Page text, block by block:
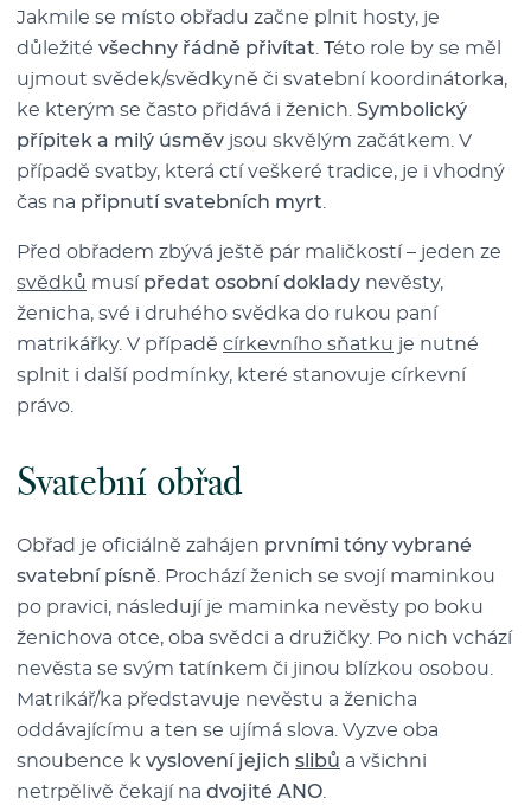
Jakmile se místo obřadu začne plnit hosty, je
důležité všechny řádně přivítat . Této role by se měl
ujmout svědek/svědkyně či svatební koordinátorka,
ke kterým se často přidává i ženich. Symbolický
přípitek a milý úsměv jsou skvělým začátkem. V
případě svatby, která ctí veškeré tradice, je i vhodný
čas na připnutí svatebních myrt
Před obřadem zbývá ještě pár maličkostí –⁠⁠⁠⁠⁠⁠ jeden ze
svědků musí předat osobní doklady nevěsty,
ženicha, své i druhého svědka do rukou paní
matrikářky. V případě církevního sňatku je nutné
splnit i další podmínky, které stanovuje církevní
právo.
Svatební obřad
Obřad je oficiálně zahájen prvními tóny vybrané
svatební písně . Prochází ženich se svojí maminkou
po pravici, následují je maminka nevěsty po boku
ženichova otce, oba svědci a družičky. Po nich vchází
nevěsta se svým tatínkem či jinou blízkou osobou.
Matrikář/ka představuje nevěstu a ženicha
oddávajícímu a ten se ujímá slova. Vyzve oba
snoubence k vyslovení jejich slibů a všichni
netrpělivě čekají na dvojité ANO